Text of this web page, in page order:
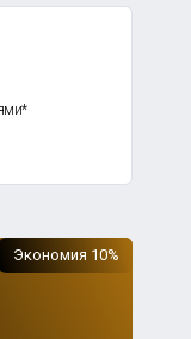
Экономия 10%